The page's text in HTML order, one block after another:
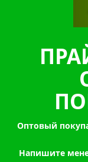
Оптовый
Напишите